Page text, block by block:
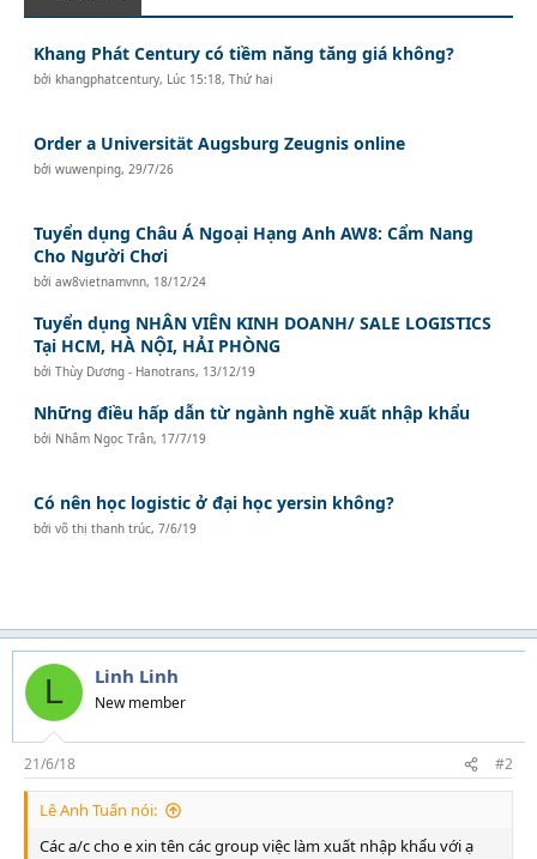
Khang Phát Century có tiềm năng tăng giá không?
bởikhangphatcentury, Lúc 15:18, Thứ hai
Order a Universität Augsburg Zeugnis online
bởiwuwenping, 29/7/26
Tuyển dụng Châu Á Ngoại Hạng Anh AW8: Cẩm Nang
Cho Người Chơi
bởiaw8vietnamvnn, 18/12/24
Tuyển dụng NHÂN VIÊN KINH DOANH/ SALE LOGISTICS
Tại HCM, HÀ NỘI, HẢI PHÒNG
bởiThùy Dương - Hanotrans, 13/12/19
Những điều hấp dẫn từ ngành nghề xuất nhập khẩu
bởi Nhâm Ngọc Trân, 17/7/19
Có nên học logistic ở đại học yersin không?
bởivõ thị thanh trúc,7/6/19
L Linh Linh
New member
21/6/18 #2
Lê Anh Tuấn nói:
Các a/c cho e xin tên các group việc làm xuất nhập khẩu với ạ